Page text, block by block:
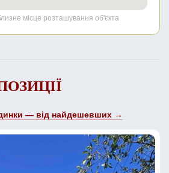
місце розташування об'єкта
— від найдешевших →